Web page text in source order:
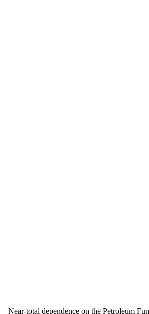
Near-total dependence on the Petroleum